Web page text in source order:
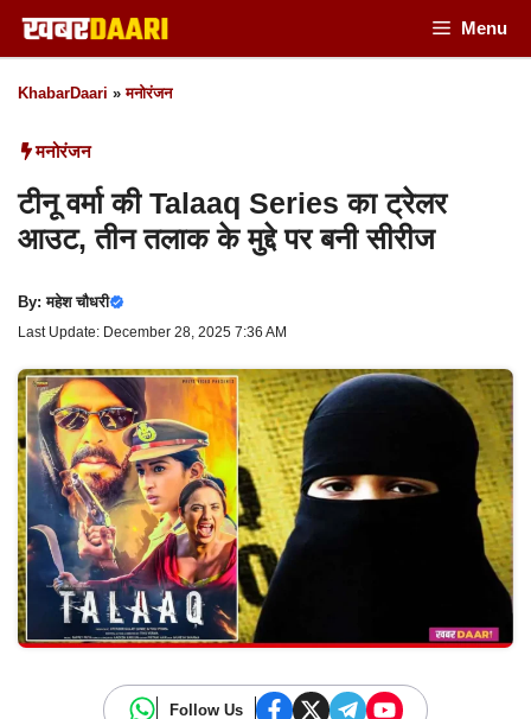
Skip
to
content
Menu
KhabarDaari »मनोरंजन
मनोरंजन
टीनू वर्मा की Talaaq Series का ट्रेलर
आउट, तीन तलाक के मुद्दे पर बनी सीरीज
By:महेश चौधरी
Last Update: December 28, 2025 7:36 AM
Follow Us